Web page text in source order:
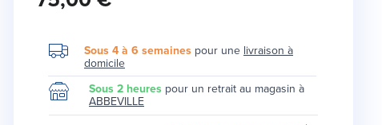
Sous 4 à 6 semaines pour une livraison à
domicile
Sous 2 heures pour un retrait au magasin à
ABBEVILLE